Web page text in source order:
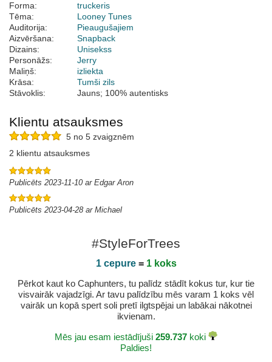
Forma:
truckeris
Tēma:
Looney Tunes
Auditorija:
Pieaugušajiem
Aizvēršana:
Snapback
Dizains:
Unisekss
Personāžs:
Jerry
Maliņš:
izliekta
Krāsa:
Tumši zils
Stāvoklis:
Jauns; 100% autentisks
Klientu atsauksmes
5 no 5 zvaigznēm
2 klientu atsauksmes
Publicēts 2023-11-10 ar Edgar Aron
Publicēts 2023-04-28 ar Michael
#StyleForTrees
1 cepure= 1 koks
Pērkot kaut ko Caphunters, tu palīdz stādīt kokus tur, kur tie
visvairāk vajadzīgi. Ar tavu palīdzību mēs varam 1 koks vēl
vairāk un kopā spert soli pretī ilgtspējai un labākai nākotnei
ikvienam.
Mēs jau esam iestādījuši 259.737 koki
Paldies!